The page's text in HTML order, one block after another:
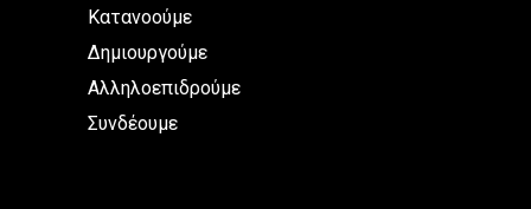
Κατανοούμε
Δημιουργούμε
Αλληλοεπιδρούμε
Συνδέουμε